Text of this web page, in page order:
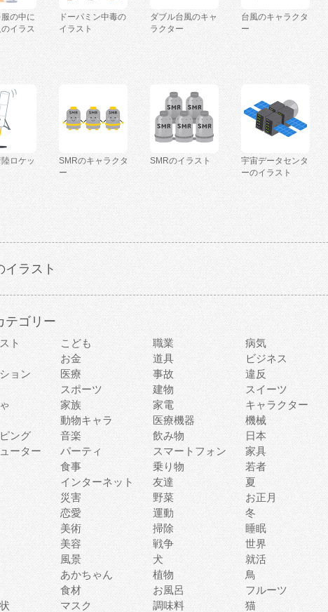
の中に
イラス
ドーパミン中毒の
イラスト
ダブル台風のキャ
ラクター
台風のキャラクタ
ー
ロケッ
SMRのキャラクタ
ー
SMRのイラスト
宇宙データセンタ
ーのイラスト
イラスト
テゴリー
ト こども 職業 病気
お金
道具 ビジネス
ョン
医療 事故 違反
スポーツ
建物 スイーツ
家族 家電 キャラクター
動物キャラ
医療機器 機械
ング
音楽 飲み物 日本
ーター
パーティ スマートフォン 家具
食事
乗り物 若者
インターネット
友達 夏
災害
野菜 お正月
恋愛
運動 冬
美術
掃除 睡眠
美容
戦争 世界
風景
犬 就活
あかちゃん
植物 鳥
食材
お風呂 フルーツ
マスク 調味料 猫